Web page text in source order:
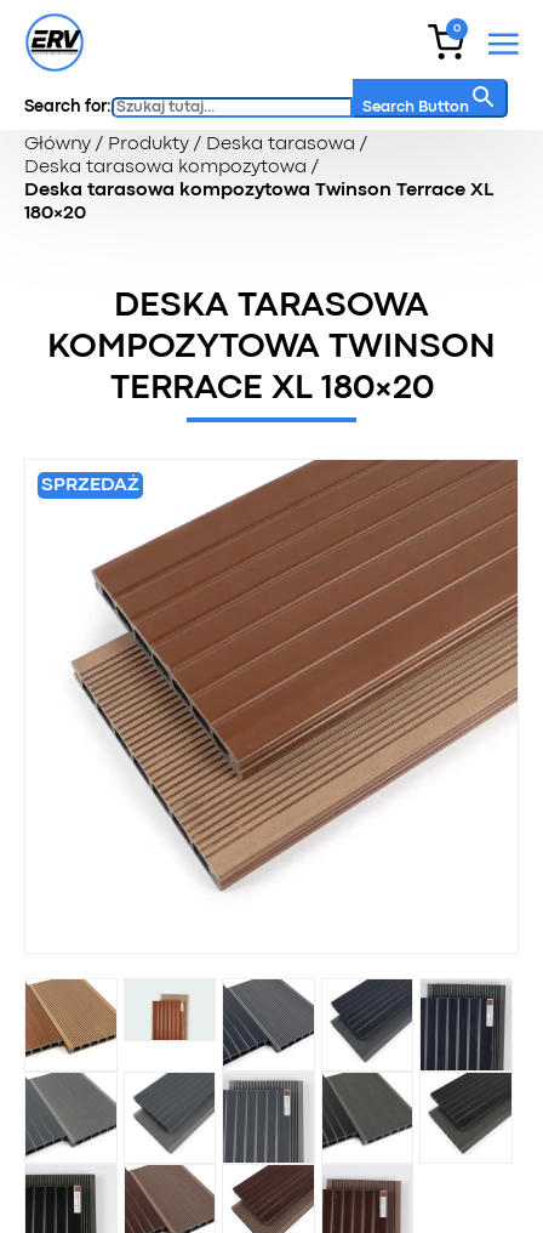
0
Search for: Search Button
Główny / Produkty / Deska tarasowa /
Deska tarasowa kompozytowa /
Deska tarasowa kompozytowa Twinson Terrace XL
180×20
DESKA TARASOWA
KOMPOZYTOWA TWINSON
TERRACE XL 180×20
SPRZEDAŻ